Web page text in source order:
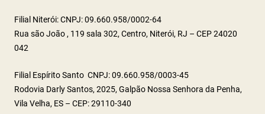
Filial Niterói: CNPJ: 09.660.958/0002-64
Rua são João , 119 sala 302, Centro, Niterói, RJ – CEP 24020
042
Filial Espírito Santo CNPJ: 09.660.958/0003-45
Rodovia Darly Santos, 2025, Galpão Nossa Senhora da Penha,
Vila Velha, ES – CEP: 29110-340